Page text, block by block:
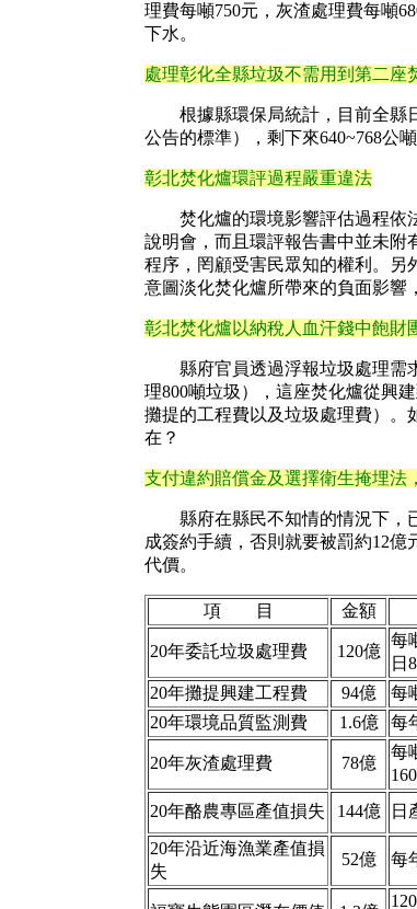
理費每噸750元，灰渣處理費每噸
下水。
處理彰化全縣垃圾不需用到第二座
根據縣環保局統計，目前全縣日
公告的標準），剩下來640~768公
彰北焚化爐環評過程嚴重違法
焚化爐的環境影響評估過程依法
說明會，而且環評報告書中並未附
程序，罔顧受害民眾知的權利。另
意圖淡化焚化爐所帶來的負面影響
彰北焚化爐以納稅人血汗錢中飽財
縣府官員透過浮報垃圾處理需求
理800噸垃圾），這座焚化爐從興
攤提的工程費以及垃圾處理費）。
在？
支付違約賠償金及選擇衛生掩埋法
縣府在縣民不知情的情況下，已
成簽約手續，否則就要被罰約12
代價。
項 目 金額
20年委託垃圾處理費 120億
每
日
20年攤提興建工程費
94億
每
20年環境品質監測費
1.6億 每
20年灰渣處理費 78億
每
20年酪農專區產值損失
144億
日
20年沿近海漁業產值損
失
52億 每